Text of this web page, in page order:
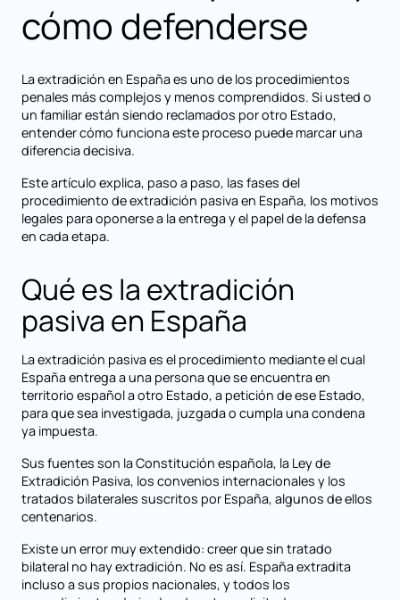
cómo defenderse
La extradición en España es uno de los procedimientos
penales más complejos y menos comprendidos. Si usted o
un familiar están siendo reclamados por otro Estado,
entender cómo funciona este proceso puede marcar una
diferencia decisiva.
Este artículo explica, paso a paso, las fases del
procedimiento de extradición pasiva en España, los motivos
legales para oponerse a la entrega y el papel de la defensa
en cada etapa.
Qué es la extradición
pasiva en España
La extradición pasiva es el procedimiento mediante el cual
España entrega a una persona que se encuentra en
territorio español a otro Estado, a petición de ese Estado,
para que sea investigada, juzgada o cumpla una condena
ya impuesta.
Sus fuentes son la Constitución española, la Ley de
Extradición Pasiva, los convenios internacionales y los
tratados bilaterales suscritos por España, algunos de ellos
centenarios.
Existe un error muy extendido: creer que sin tratado
bilateral no hay extradición. No es así. España extradita
incluso a sus propios nacionales, y todos los